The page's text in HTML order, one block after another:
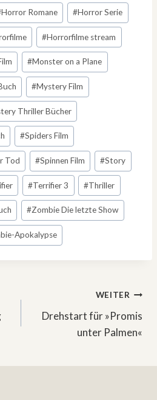
Horror Romane #Horror Serie
#Horrorfilme stream
#Monster on a Plane
#Mystery Film
Thriller Bücher
#Spiders Film
Tod #Spinnen Film #Story
#Terrifier 3 #Thriller
#Zombie Die letzte Show
Apokalypse
WEITER
Drehstart für »Promis
unter Palmen«